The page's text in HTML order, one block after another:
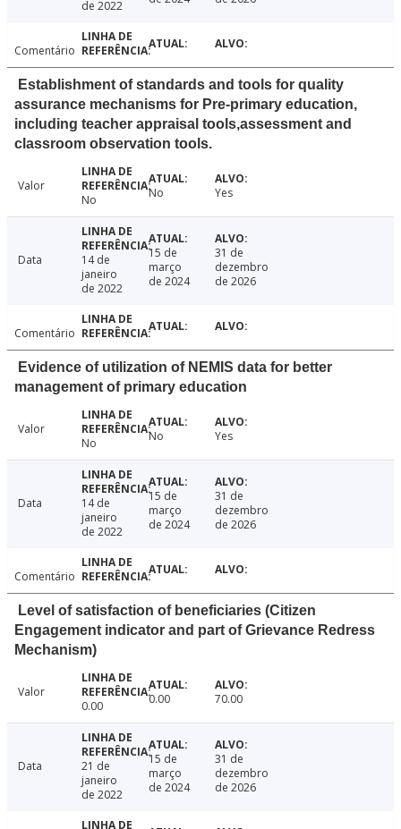
de 2022
Comentário
Establishment of standards and tools for quality
assurance mechanisms for Pre-primary education,
including teacher appraisal tools,assessment and
classroom observation tools.
Valor
No
No Yes
Data
14 de
janeiro
de 2022
15 de
março
de 2024
31 de
dezembro
de 2026
Comentário
Evidence of utilization of NEMIS data for better
management of primary education
Valor
No
No Yes
Data
14 de
janeiro
de 2022
15 de
março
de 2024
31 de
dezembro
de 2026
Comentário
Level of satisfaction of beneficiaries (Citizen
Engagement indicator and part of Grievance Redress
Mechanism)
Valor
0.00
0.00 70.00
Data
21 de
janeiro
de 2022
15 de
março
de 2024
31 de
dezembro
de 2026